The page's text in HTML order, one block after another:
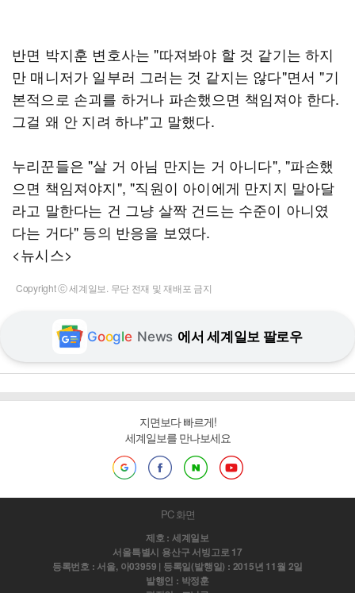
반면 박지훈 변호사는 "따져봐야 할 것 같기는 하지
만 매니저가 일부러 그러는 것 같지는 않다"면서 "기
본적으로 손괴를 하거나 파손했으면 책임져야 한다.
그걸 왜 안 지려 하냐"고 말했다.
누리꾼들은 "살 거 아님 만지는 거 아니다", "파손했
으면 책임져야지", "직원이 아이에게 만지지 말아달
라고 말한다는 건 그냥 살짝 건드는 수준이 아니였
다는 거다" 등의 반응을 보였다.
<뉴시스>
Copyright ⓒ 세계일보. 무단 전재 및 재배포 금지
Google News 에서 세계일보 팔로우
지면보다 빠르게!
세계일보를 만나보세요
PC 화면
제호 : 세계일보
서울특별시 용산구 서빙고로 17
등록번호 : 서울, 아03959 | 등록일(발행일) : 2015년 11월 2일
발행인 : 박정훈